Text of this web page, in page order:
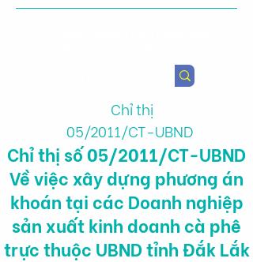
Chỉ thị
05/2011/CT-UBND
Chỉ thị số 05/2011/CT-UBND
Về việc xây dựng phương án
khoán tại các Doanh nghiệp
sản xuất kinh doanh cà phê
trực thuộc UBND tỉnh Đắk Lắk